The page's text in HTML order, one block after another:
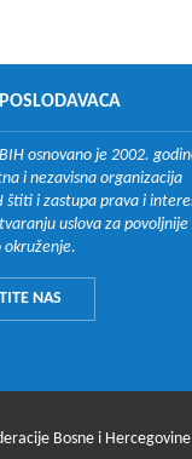
osnovano je 2002.
i nezavisna organizacija
štiti i zastupa prava i
uslova za povoljnije
okruženje.
NAS
Bosne i